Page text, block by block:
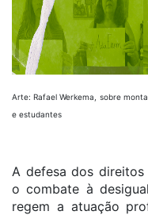
Arte: Rafael Werkema, sobre
e estudantes
A defesa dos
o combate à
regem a atuação